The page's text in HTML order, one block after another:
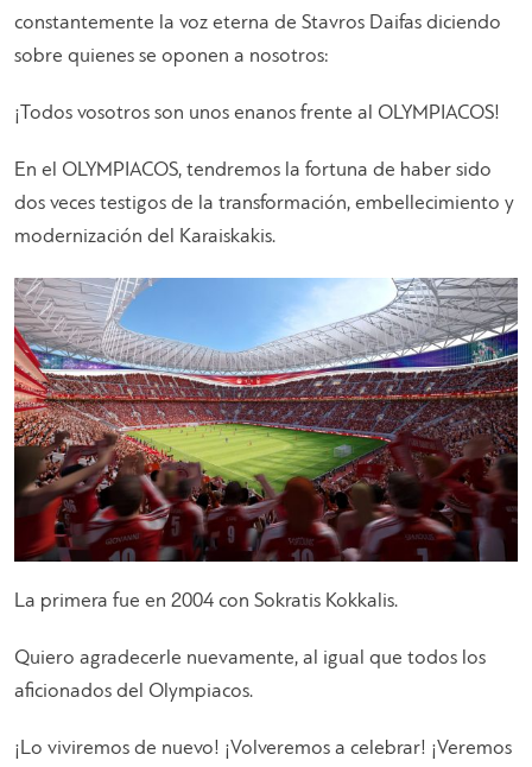
constantemente la voz eterna de Stavros Daifas diciendo
sobre quienes se oponen a nosotros:
¡Todos vosotros son unos enanos frente al OLYMPIACOS!
En el OLYMPIACOS, tendremos la fortuna de haber sido
dos veces testigos de la transformación, embellecimiento y
modernización del Karaiskakis.
La primera fue en 2004 con Sokratis Kokkalis.
Quiero agradecerle nuevamente, al igual que todos los
aficionados del Olympiacos.
¡Lo viviremos de nuevo! ¡Volveremos a celebrar! ¡Veremos